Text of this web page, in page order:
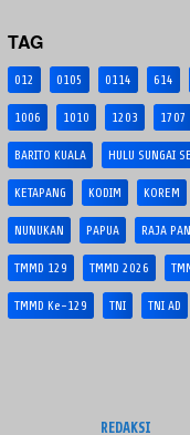
TAG
012 0105 0114 614
1006 1010 1203 1707
BARITO KUALA HULU SUNGAI
KETAPANG KODIM KOREM
NUNUKAN PAPUA RAJA
TMMD 129 TMMD 2026
TMMD Ke-129 TNI TNI AD
REDAKSI